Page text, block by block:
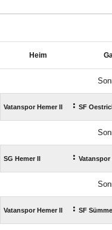
Heim
Vatanspor Hemer II : SF
SG Hemer II : Vatanspor
Vatanspor Hemer II : SF